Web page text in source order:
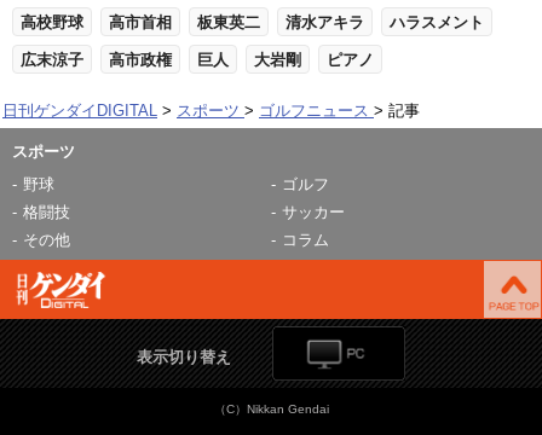
高校野球 高市首相 板東英二 清水アキラ ハラスメント
広末涼子 高市政権 巨人 大岩剛 ピアノ
日刊ゲンダイDIGITAL スポーツ ゴルフニュース 記事
スポーツ
野球
ゴルフ
格闘技
サッカー
その他
コラム
表示切り替え
（C）Nikkan Gendai